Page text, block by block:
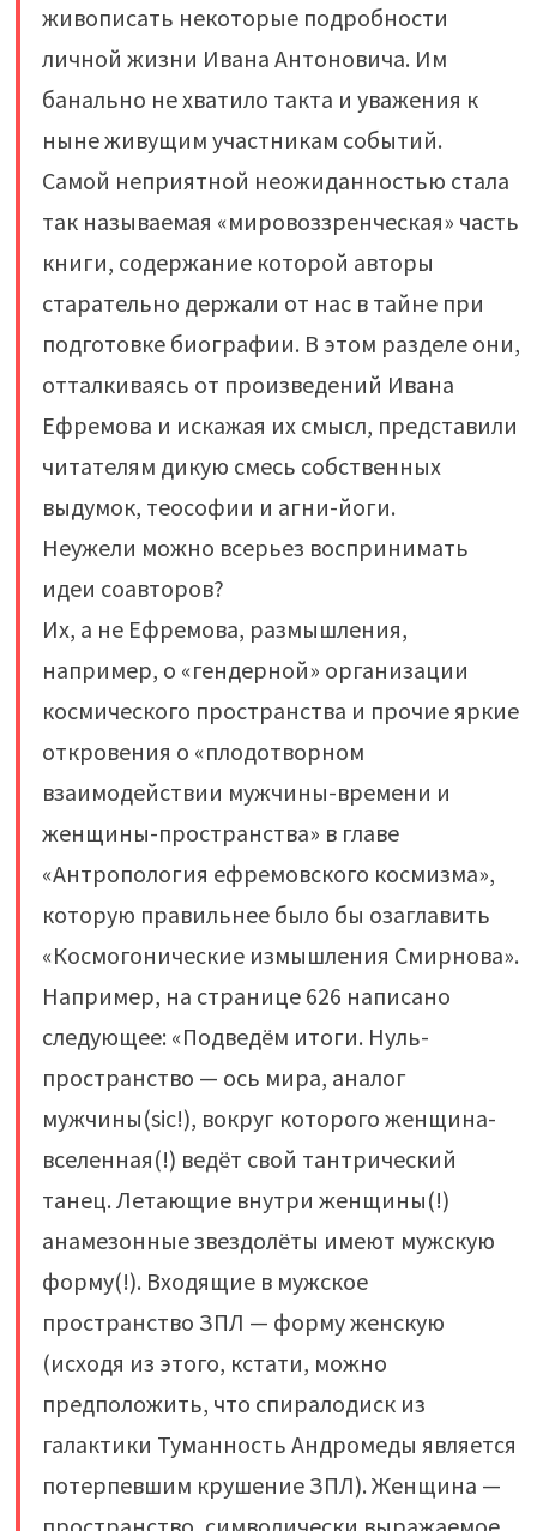
живописать некоторые подробности
личной жизни Ивана Антоновича. Им
банально не хватило такта и уважения к
ныне живущим участникам событий.
Самой неприятной неожиданностью стала
так называемая «мировоззренческая» часть
книги, содержание которой авторы
старательно держали от нас в тайне при
подготовке биографии. В этом разделе они,
отталкиваясь от произведений Ивана
Ефремова и искажая их смысл, представили
читателям дикую смесь собственных
выдумок, теософии и агни-йоги.
Неужели можно всерьез воспринимать
идеи соавторов?
Их, а не Ефремова, размышления,
например, о «гендерной» организации
космического пространства и прочие яркие
откровения о «плодотворном
взаимодействии мужчины-времени и
женщины-пространства» в главе
«Антропология ефремовского космизма»,
которую правильнее было бы озаглавить
«Космогонические измышления Смирнова».
Например, на странице 626 написано
следующее: «Подведём итоги. Нуль-
пространство — ось мира, аналог
мужчины(sic!), вокруг которого женщина-
вселенная(!) ведёт свой тантрический
танец. Летающие внутри женщины(!)
анамезонные звездолёты имеют мужскую
форму(!). Входящие в мужское
пространство ЗПЛ — форму женскую
(исходя из этого, кстати, можно
предположить, что спиралодиск из
галактики Туманность Андромеды является
потерпевшим крушение ЗПЛ). Женщина —